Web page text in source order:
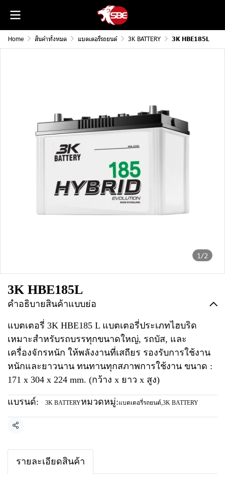
Home สินค้าทั้งหมด แบตเตอรี่รถยนต์ 3K BATTERY 3K HBE185L
1/2
3K HBE185L
คำอธิบายสินค้าแบบย่อ
แบตเตอรี่ 3K HBE185 L แบตเตอรี่ประเภทไฮบริด
เหมาะสำหรับรถบรรทุกขนาดใหญ่, รถบัส, และ
เครื่องจักรหนัก ให้พลังงานที่เสถียร รองรับการใช้งาน
หนักและยาวนาน ทนทานทุกสภาพการใช้งาน ขนาด :
171 x 304 x 224 mm. (กว้าง x ยาว x สูง)
แบรนด์: 3K BATTERYหมวดหมู่:แบตเตอรี่รถยนต์,3K BATTERY
แชร์
รายละเอียดสินค้า